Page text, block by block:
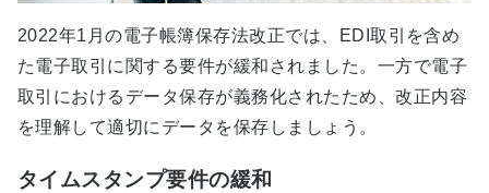
2022年1月の電子帳簿保存法改正では、EDI取引を含め
た電子取引に関する要件が緩和されました。一方で電子
取引におけるデータ保存が義務化されたため、改正内容
を理解して適切にデータを保存しましょう。
タイムスタンプ要件の緩和